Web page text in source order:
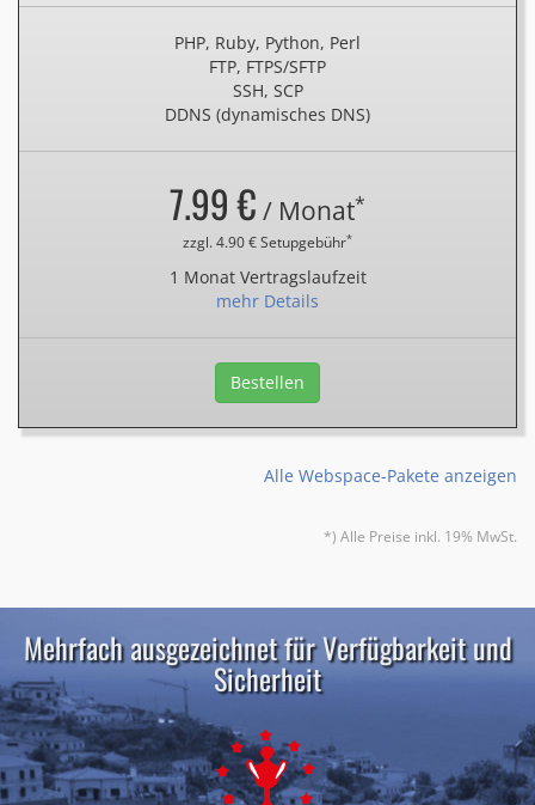
PHP, Ruby, Python, Perl
FTP, FTPS/SFTP
SSH, SCP
DDNS (dynamisches DNS)
7.99 € / Monat*
zzgl. 4.90 € Setupgebühr*
1 Monat Vertragslaufzeit
mehr Details
Bestellen
Alle Webspace-Pakete anzeigen
*) Alle Preise inkl. 19% MwSt.
Mehrfach ausgezeichnet für Verfügbarkeit und
Sicherheit